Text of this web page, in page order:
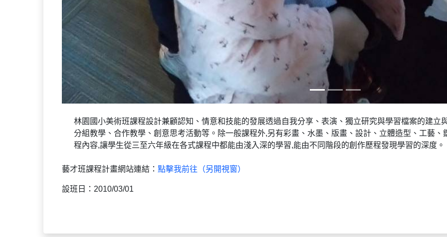
CONTACT US
國立臺灣師範大學音樂學院 / 藝術教育推動資源中心
電話：（02）7749-6519 or 7749-3274 | 地址：106台北市大安區師大路31號1樓 | e-mail：
(10610) 162, HePing East Road, Section 1, Taipei, Taiwan Copyright ⓒ 2012 National Taiwan Normal University All rights reserved.